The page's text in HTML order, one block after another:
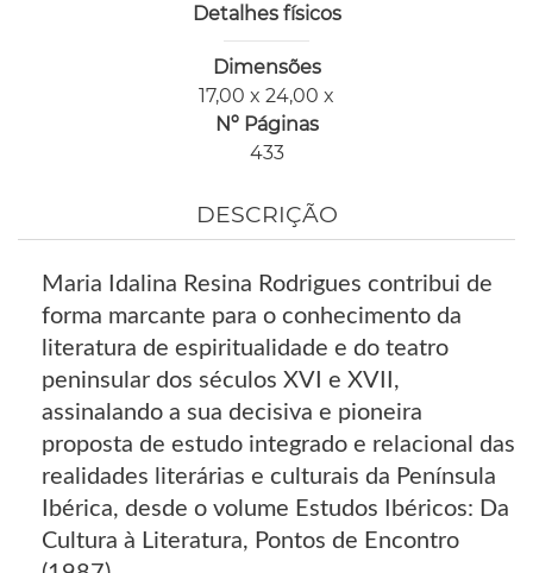
Detalhes físicos
Dimensões
17,00 x 24,00 x
Nº Páginas
433
DESCRIÇÃO
Maria Idalina Resina Rodrigues contribui de
forma marcante para o conhecimento da
literatura de espiritualidade e do teatro
peninsular dos séculos XVI e XVII,
assinalando a sua decisiva e pioneira
proposta de estudo integrado e relacional das
realidades literárias e culturais da Península
Ibérica, desde o volume Estudos Ibéricos: Da
Cultura à Literatura, Pontos de Encontro